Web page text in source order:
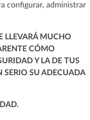
configurar, administrar
LLEVARÁ MUCHO
CÓMO
Y LA DE TUS
SERIO SU ADECUADA